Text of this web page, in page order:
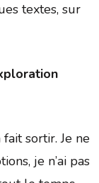
textes, sur
sortir. Je ne
je n’ai pas